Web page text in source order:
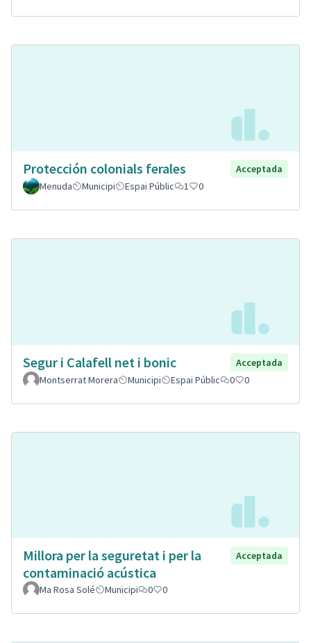
Protección colonials ferales
Acceptada
Menuda
Municipi Espai Públic 1 0
Segur i Calafell net i bonic
Acceptada
Montserrat Morera
Municipi Espai Públic 0 0
Millora per la seguretat i per la
contaminació acústica
Acceptada
Ma Rosa Solé Municipi 0 0